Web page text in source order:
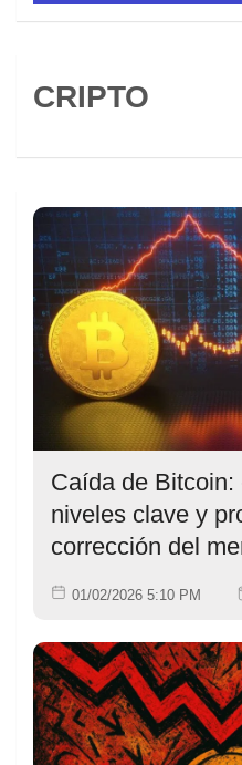
CRIPTO
Caída de
niveles clave y
corrección del
01/02/2026 5:10 PM